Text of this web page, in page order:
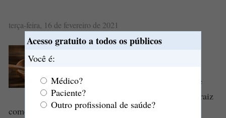
Acesso gratuito a todos os públicos
Você é:
Médico?
Paciente?
Outro profissional de saúde?
terça-feira, 16 de fevereiro de 2021
A maca peruana, ou simplesmente
Maca (
), é uma raiz
comestível nativa da região dos Andes peruanos, um